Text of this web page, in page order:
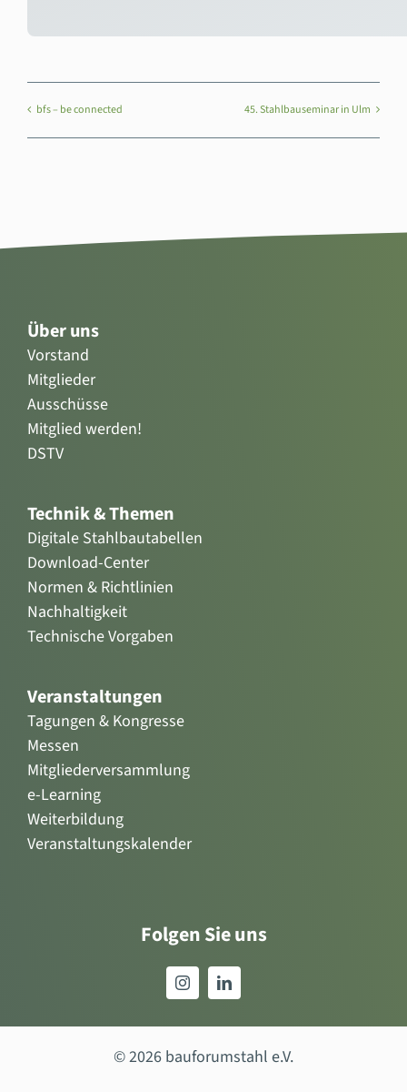
bfs – be connected 45. Stahlbauseminar in Ulm
Über uns
Vorstand
Mitglieder
Ausschüsse
Mitglied werden!
DSTV
Technik & Themen
Digitale Stahlbautabellen
Download-Center
Normen & Richtlinien
Nachhaltigkeit
Technische Vorgaben
Veranstaltungen
Tagungen & Kongresse
Messen
Mitgliederversammlung
e-Learning
Weiterbildung
Veranstaltungskalender
Folgen Sie uns
© 2026 bauforumstahl e.V.